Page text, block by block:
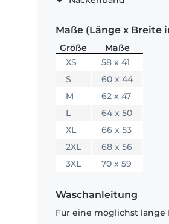
Maße (Länge x Breite
Größe
Maße
XS
58 x 41
S
60 x 44
M
62 x 47
L
64 x 50
XL
66 x 53
2XL
68 x 56
3XL
70 x 59
Waschanleitung
Für eine möglichst